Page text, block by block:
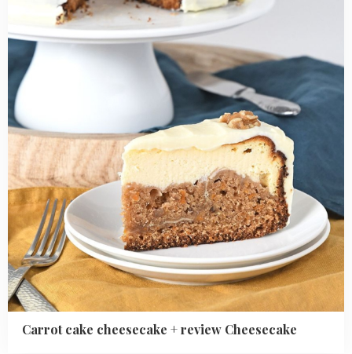
Carrot cake cheesecake + review Cheesecake
cheesecake
+
review
Cheesecake